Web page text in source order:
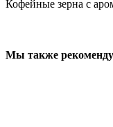
Кофейные зерна с
Мы также